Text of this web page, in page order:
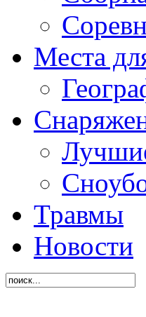
Места
Травмы
Новости